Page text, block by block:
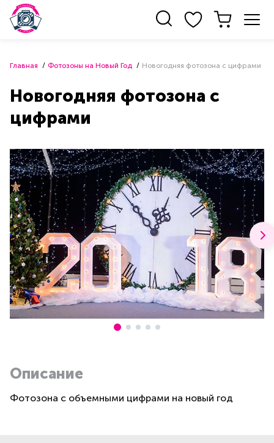
Главная Фотозоны на Новый Год Новогодняя фотозона с цифрами
Новогодняя фотозона с
цифрами
Описание
Фотозона с объемными цифрами на новый год